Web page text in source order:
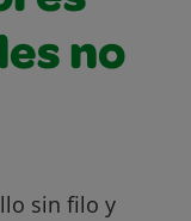
no
sin filo y